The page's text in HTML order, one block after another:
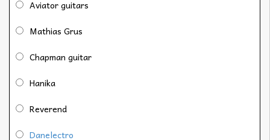
Aviator guitars
Mathias Grus
Chapman guitar
Hanika
Reverend
Danelectro